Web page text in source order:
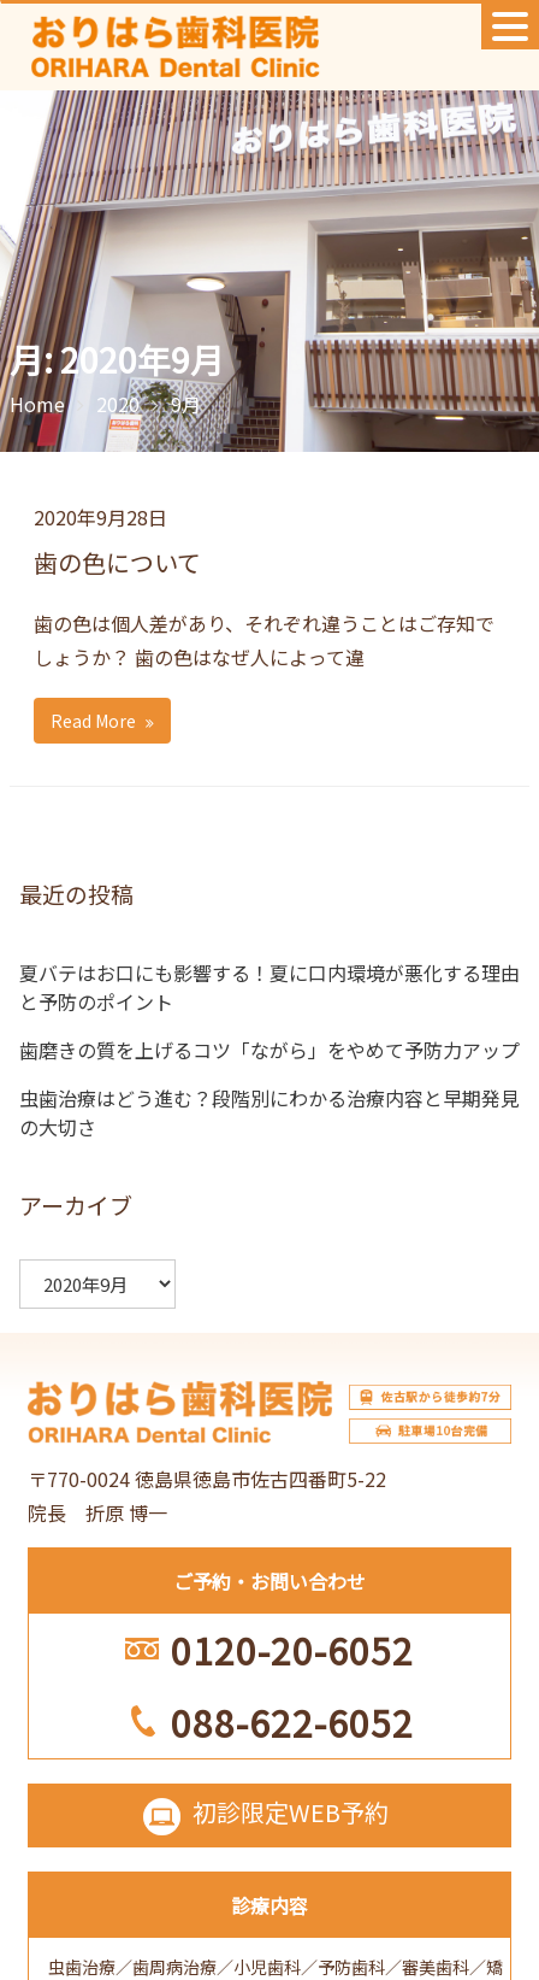
Skip
content
月:2020年9月
Home 2020 9月
2020年9月28日
歯の色について
歯の色は個人差があり、それぞれ違うことはご存知で
しょうか？ 歯の色はなぜ人によって違
Read More
最近の投稿
夏バテはお口にも影響する！夏に口内環境が悪化する理由
と予防のポイント
歯磨きの質を上げるコツ「ながら」をやめて予防力アップ
虫歯治療はどう進む？段階別にわかる治療内容と早期発見
の大切さ
アーカイブ
ー
ブ
〒770-0024 徳島県徳島市佐古四番町5-22
院長 折原 博一
ご予約 お問い合わせ
0120-20-6052
088-622-6052
初診限定WEB予約
診療内容
虫歯治療／歯周病治療／小児歯科／予防歯科／審美歯科／矯